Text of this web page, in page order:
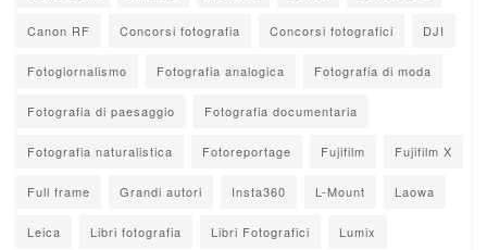
Canon RF Concorsi fotografia Concorsi fotografici DJI
Fotogiornalismo Fotografia analogica Fotografia di moda
Fotografia di paesaggio Fotografia documentaria
Fotografia naturalistica Fotoreportage Fujifilm Fujifilm X
Full frame Grandi autori Insta360 L-Mount Laowa
Leica Libri fotografia Libri Fotografici Lumix